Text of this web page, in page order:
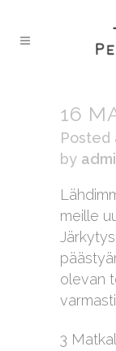
16
Posted
by
meille
olevan
3